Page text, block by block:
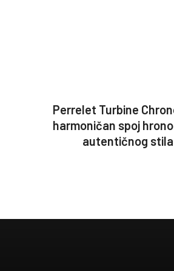
Perrelet Turbine
harmoničan spoj
autentičnog